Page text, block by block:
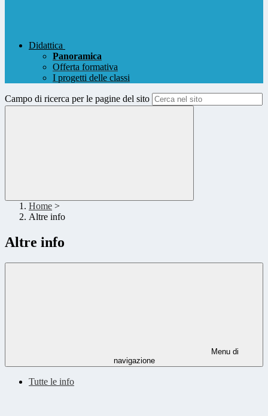
Didattica
Panoramica
Offerta formativa
I progetti delle classi
Campo di ricerca per le pagine del sito
Home >
Altre info
Altre info
Menu di
navigazione
Tutte le info